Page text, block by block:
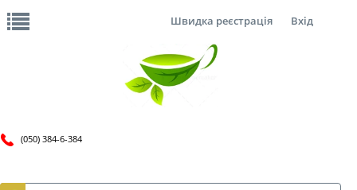
Швидка реєстрація Вхід
(050) 384-6-384